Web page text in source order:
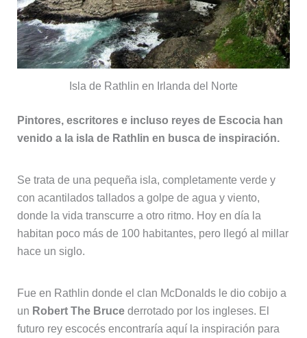
Isla de Rathlin en Irlanda del Norte
Pintores, escritores e incluso reyes de Escocia han
venido a la isla de Rathlin en busca de inspiración.
Se trata de una pequeña isla, completamente verde y
con acantilados tallados a golpe de agua y viento,
donde la vida transcurre a otro ritmo. Hoy en día la
habitan poco más de 100 habitantes, pero llegó al millar
hace un siglo.
Fue en Rathlin donde el clan McDonalds le dio cobijo a
un Robert The Brucederrotado por los ingleses. El
futuro rey escocés encontraría aquí la inspiración para